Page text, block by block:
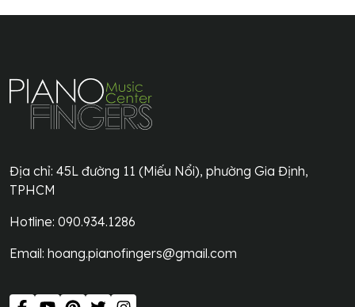
Địa chỉ: 45L đường 11 (Miếu Nổi), phường Gia Định,
TPHCM
Hotline: 090.934.1286
Email: hoang.pianofingers@gmail.com